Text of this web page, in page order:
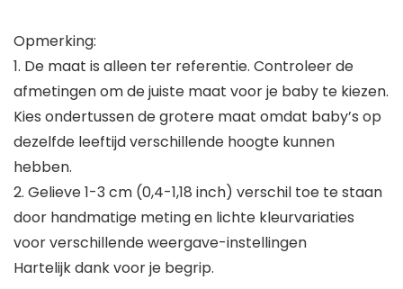
Opmerking:
1. De maat is alleen ter referentie. Controleer de
afmetingen om de juiste maat voor je baby te kiezen.
Kies ondertussen de grotere maat omdat baby’s op
dezelfde leeftijd verschillende hoogte kunnen
hebben.
2. Gelieve 1-3 cm (0,4-1,18 inch) verschil toe te staan
door handmatige meting en lichte kleurvariaties
voor verschillende weergave-instellingen
Hartelijk dank voor je begrip.